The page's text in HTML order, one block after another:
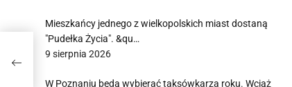
Mieszkańcy jednego z wielkopolskich miast dostaną
"Pudełka Życia". &qu…
9 sierpnia 2026
W Poznaniu będą wybierać taksówkarza roku. Wciąż